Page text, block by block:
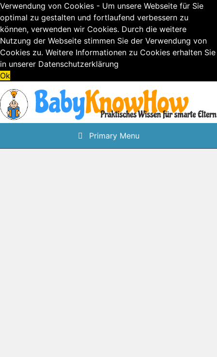
Verwendung von Cookies - Um unsere Webseite für Sie
optimal zu gestalten und fortlaufend verbessern zu
können, verwenden wir Cookies. Durch die weitere
Nutzung der Webseite stimmen Sie der Verwendung von
Cookies zu. Weitere Informationen zu Cookies erhalten Sie
in unserer Datenschutzerklärung
Ok
Skip
to
content
Primary Menu